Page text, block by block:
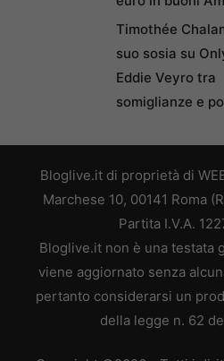
Timothée
suo sosia su
Eddie Veyro tra
somiglianze e
Bloglive.it di proprietà di
Marchese 10, 00141 Roma
Partita I.V.A.
Bloglive.it non è una testata
viene aggiornato senza
pertanto considerarsi un
della legge n. 62